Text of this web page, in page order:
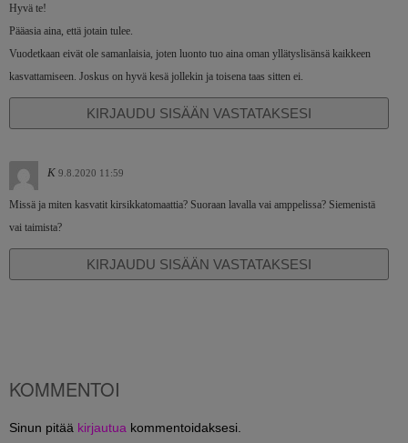
Hyvä te!
Pääasia aina, että jotain tulee.
Vuodetkaan eivät ole samanlaisia, joten luonto tuo aina oman yllätyslisänsä kaikkeen
kasvattamiseen. Joskus on hyvä kesä jollekin ja toisena taas sitten ei.
KIRJAUDU SISÄÄN VASTATAKSESI
K 9.8.2020 11:59
Missä ja miten kasvatit kirsikkatomaattia? Suoraan lavalla vai amppelissa? Siemenistä
vai taimista?
KIRJAUDU SISÄÄN VASTATAKSESI
KOMMENTOI
Sinun pitää kirjautua kommentoidaksesi.